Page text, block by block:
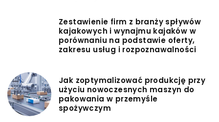
Zestawienie firm z branży spływów
kajakowych i wynajmu kajaków w
porównaniu na podstawie oferty,
zakresu usług i rozpoznawalności
Jak zoptymalizować produkcję przy
użyciu nowoczesnych maszyn do
pakowania w przemyśle
spożywczym